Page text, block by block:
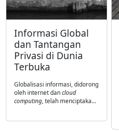
Informasi Global
dan Tantangan
Privasi di Dunia
Terbuka
Globalisasi informasi, didorong
oleh internet dancloud
computing , telah menciptaka...